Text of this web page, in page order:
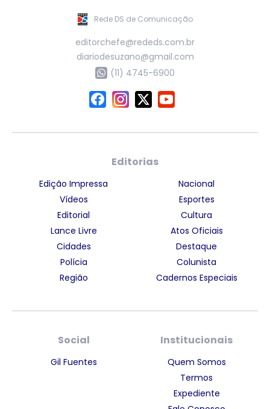
Rede DS de Comunicação
editorchefe@rededs.com.br
diariodesuzano@gmail.com
(11) 4745-6900
Editorias
Edição Impressa
Vídeos
Editorial
Lance Livre
Cidades
Polícia
Região
Nacional
Esportes
Cultura
Atos Oficiais
Destaque
Colunista
Cadernos Especiais
Social
Gil Fuentes
Institucionais
Quem Somos
Termos
Expediente